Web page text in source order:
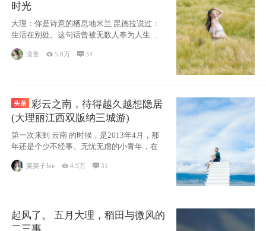
时光
大理：你是诗意的栖息地米兰 昆德拉说过：
生活在别处。这句话曾被无数人奉为人生信
条，并
滢萱 5.8万 34
彩云之南，待得越久越想隐居
(大理丽江西双版纳三城游)
第一次来到 云南 的时候，是2013年4月，那
年还是个少不经事、无忧无虑的小青年，在
菜菜子Joe 4.9万  31
起风了。 五月大理，稻田与微风的